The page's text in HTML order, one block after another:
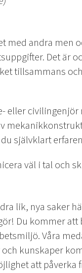
med andra men
Det är
tillsammans
eller
självklart
väl i tal och
lik, nya saker
Du kommer
Våra
kunskaper
att